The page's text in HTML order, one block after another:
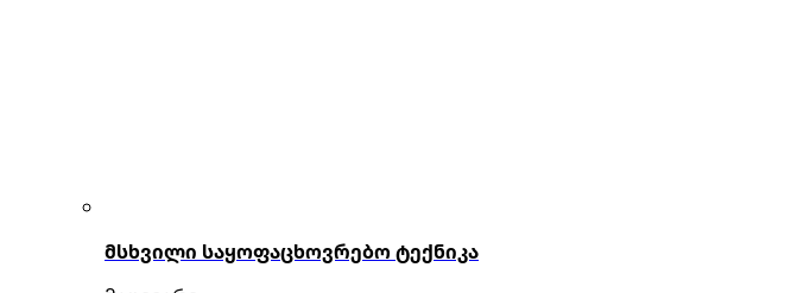
მსხვილი საყოფაცხოვრებო ტექნიკა